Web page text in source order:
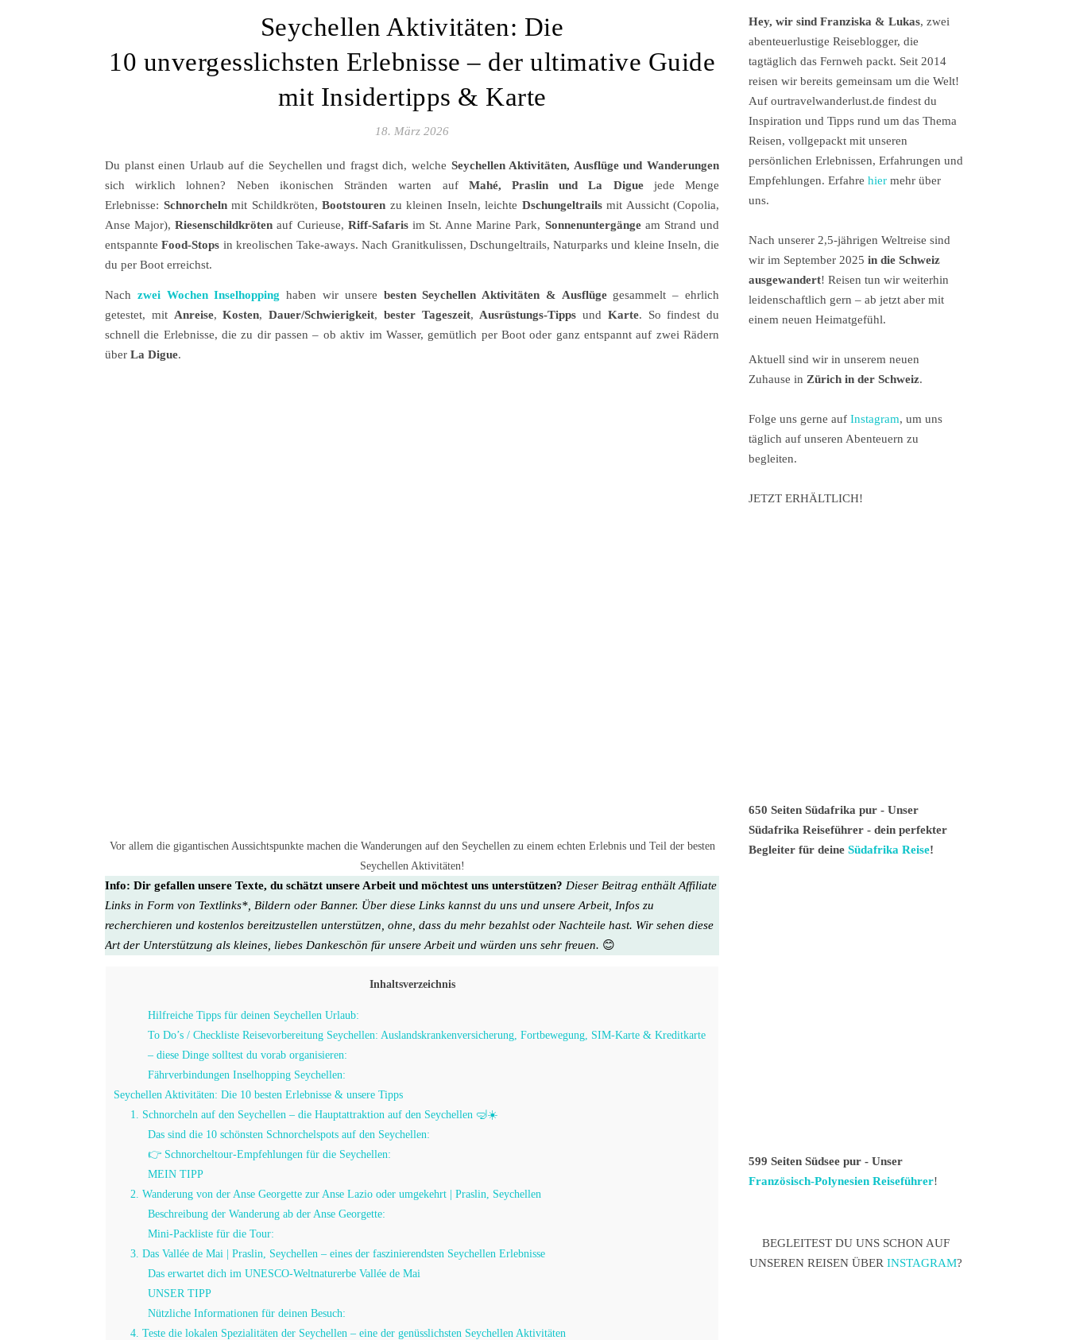
Seychellen Aktivitäten: Die
10 unvergesslichsten Erlebnisse – der ultimative Guide
mit Insidertipps & Karte
18. März 2026
Du planst einen Urlaub auf die Seychellen und fragst dich, welche Seychellen Aktivitäten, Ausflüge und Wanderungen
sich wirklich lohnen? Neben ikonischen Stränden warten auf Mahé, Praslin und La Diguejede Menge
Erlebnisse: Schnorchelnmit Schildkröten, Bootstouren zu kleinen Inseln, leichte Dschungeltrailsmit Aussicht (Copolia,
Anse Major),Riesenschildkröten auf Curieuse, Riff-Safarisim St. Anne Marine Park, Sonnenuntergängeam Strand und
entspannteFood-Stops in kreolischen Take-aways. Nach Granitkulissen, Dschungeltrails, Naturparks und kleine Inseln, die
du per Boot erreichst.
Nach zwei Wochen Inselhopping haben wir unsere besten Seychellen Aktivitäten & Ausflügegesammelt – ehrlich
getestet, mit Anreise,Kosten, Dauer/Schwierigkeit, bester Tageszeit, Ausrüstungs-Tipps und Karte. So findest du
schnell die Erlebnisse, die zu dir passen – ob aktiv im Wasser, gemütlich per Boot oder ganz entspannt auf zwei Rädern
über La Digue.
Vor allem die gigantischen Aussichtspunkte machen die Wanderungen auf den Seychellen zu einem echten Erlebnis und Teil der besten
Seychellen Aktivitäten!
Info: Dir gefallen unsere Texte, du schätzt unsere Arbeit und möchtest uns unterstützen? Dieser Beitrag enthält Affiliate
Links in Form von Textlinks*, Bildern oder Banner. Über diese Links kannst du uns und unsere Arbeit, Infos zu
recherchieren und kostenlos bereitzustellen unterstützen, ohne, dass du mehr bezahlst oder Nachteile hast. Wir sehen diese
Art der Unterstützung als kleines, liebes Dankeschön für unsere Arbeitund würden uns sehr freuen. 😊
Inhaltsverzeichnis
Hilfreiche Tipps für deinen Seychellen Urlaub:
To Do’s / Checkliste Reisevorbereitung Seychellen: Auslandskrankenversicherung, Fortbewegung, SIM-Karte & Kreditkarte
– diese Dinge solltest du vorab organisieren:
Fährverbindungen Inselhopping Seychellen:
Seychellen Aktivitäten: Die 10 besten Erlebnisse & unsere Tipps
1. Schnorcheln auf den Seychellen – die Hauptattraktion auf den Seychellen 🤿☀️
Das sind die 10 schönsten Schnorchelspots auf den Seychellen:
👉 Schnorcheltour-Empfehlungen für die Seychellen:
MEIN TIPP
2. Wanderung von der Anse Georgette zur Anse Lazio oder umgekehrt | Praslin, Seychellen
Beschreibung der Wanderung ab der Anse Georgette:
Mini-Packliste für die Tour:
3. Das Vallée de Mai | Praslin, Seychellen – eines der faszinierendsten Seychellen Erlebnisse
Das erwartet dich im UNESCO-Weltnaturerbe Vallée de Mai
UNSER TIPP
Nützliche Informationen für deinen Besuch:
4. Teste die lokalen Spezialitäten der Seychellen – eine der genüsslichsten Seychellen Aktivitäten
Hey, wir sind Franziska & Lukas, zwei
abenteuerlustige Reiseblogger, die
tagtäglich das Fernweh packt. Seit 2014
reisen wir bereits gemeinsam um die Welt!
Auf ourtravelwanderlust.de findest du
Inspiration und Tipps rund um das Thema
Reisen, vollgepackt mit unseren
persönlichen Erlebnissen, Erfahrungen und
Empfehlungen. Erfahre hier mehr über
uns.
Nach unserer 2,5-jährigen Weltreise sind
wir im September 2025 in die Schweiz
ausgewandert! Reisen tun wir weiterhin
leidenschaftlich gern – ab jetzt aber mit
einem neuen Heimatgefühl.
Aktuell sind wir in unserem neuen
Zuhause in Zürich in der Schweiz.
Folge uns gerne auf Instagram, um uns
täglich auf unseren Abenteuern zu
begleiten.
JETZT ERHÄLTLICH!
650 Seiten Südafrika pur - Unser
Südafrika Reiseführer - dein perfekter
Begleiter für deine Südafrika Reise!
599 Seiten Südsee pur - Unser
Französisch-Polynesien Reiseführer!
BEGLEITEST DU UNS SCHON AUF
UNSEREN REISEN ÜBER INSTAGRAM?